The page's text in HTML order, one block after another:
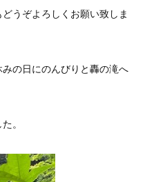
うぞよろしくお願い致しま
の日にのんびりと轟の滝へ
。